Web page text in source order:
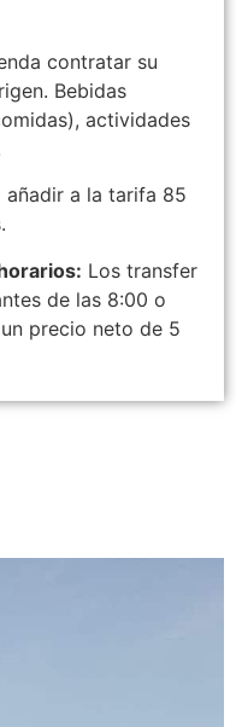
contratar su
Bebidas
actividades
añadir a la tarifa 85
Los transfer
de las 8:00 o
precio neto de 5